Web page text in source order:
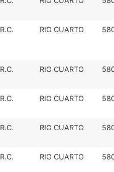
R.C. RIO CUARTO
R.C. RIO CUARTO
R.C. RIO CUARTO
R.C. RIO CUARTO
R.C. RIO CUARTO